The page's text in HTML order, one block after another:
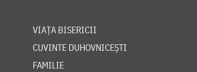
VIAȚA BISERICII
CUVINTE DUHOVNICEȘTI
FAMILIE